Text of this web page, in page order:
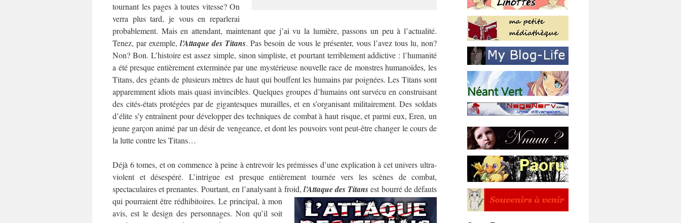
tournant les pages à toutes vitesse? On
verra plus tard, je vous en reparlerai
probablement. Mais en attendant, maintenant que j’ai vu la lumière, passons un peu à l’actualité.
Tenez, par exemple,l’Attaque des Titans. Pas besoin de vous le présenter, vous l’avez tous lu, non?
Non? Bon. L’histoire est assez simple, sinon simpliste, et pourtant terriblement addictive : l’humanité
a été presque entièrement exterminée par une mystérieuse nouvelle race de monstres humanoïdes, les
Titans, des géants de plusieurs mètres de haut qui bouffent les humains par poignées. Les Titans sont
apparemment idiots mais quasi invincibles. Quelques groupes d’humains ont survécu en construisant
des cités-états protégées par de gigantesques murailles, et en s’organisant militairement. Des soldats
d’élite s’y entraînent pour développer des techniques de combat à haut risque, et parmi eux, Eren, un
jeune garçon animé par un désir de vengeance, et dont les pouvoirs vont peut-être changer le cours de
la lutte contre les Titans…
Déjà 6 tomes, et on commence à peine à entrevoir les prémisses d’une explication à cet univers ultra-
violent et désespéré. L’intrigue est presque entièrement tournée vers les scènes de combat,
spectaculaires et prenantes. Pourtant, en l’analysant à froid, l’Attaque des Titansest bourré de défauts
qui pourraient être rédhibitoires. Le principal, à mon
avis, est le design des personnages. Non qu’il soit